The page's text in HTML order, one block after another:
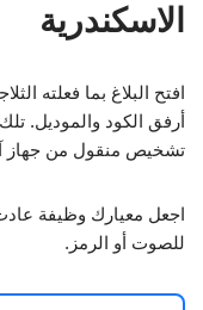
الاسكندرية
افتح البلاغ بما فعلته
أرفق الكود والموديل. تلك
تشخيص منقول من جهاز
اجعل معيارك وظيفة
للصوت أو الرمز.